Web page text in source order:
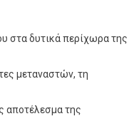
στα δυτικά περίχωρα της
μεταναστών, τη
αποτέλεσμα της